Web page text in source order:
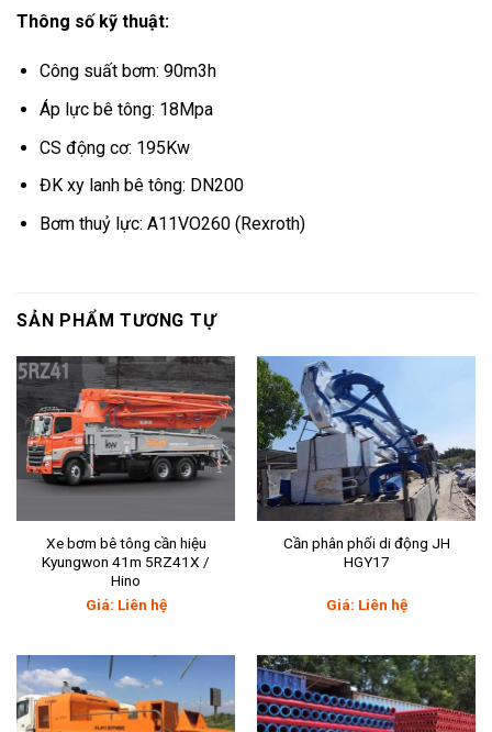
Thông số kỹ thuật:
Công suất bơm: 90m3h
Áp lực bê tông: 18Mpa
CS động cơ: 195Kw
ĐK xy lanh bê tông: DN200
Bơm thuỷ lực: A11VO260 (Rexroth)
SẢN PHẨM TƯƠNG TỰ
Xe bơm bê tông cần hiệu
Kyungwon 41m 5RZ41X /
Hino
Giá: Liên hệ
Cần phân phối di động JH
HGY17
Giá: Liên hệ